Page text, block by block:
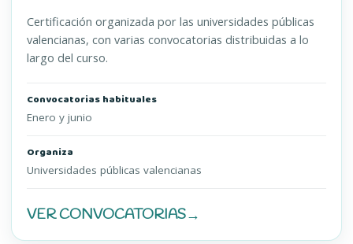
Certificación organizada por las universidades públicas
valencianas, con varias convocatorias distribuidas a lo
largo del curso.
Convocatorias habituales
Enero y junio
Organiza
Universidades públicas valencianas
VER CONVOCATORIAS→
CIEACOVA (SE ABRE EN UNA PESTAÑA NUEVA)